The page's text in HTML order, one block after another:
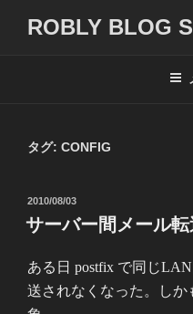
ROBLY BLOG
タグ: CONFIG
投
稿
日:
2010/08/03
サーバー間メール
ある日 postfix で同じ
送されなくなった。しか